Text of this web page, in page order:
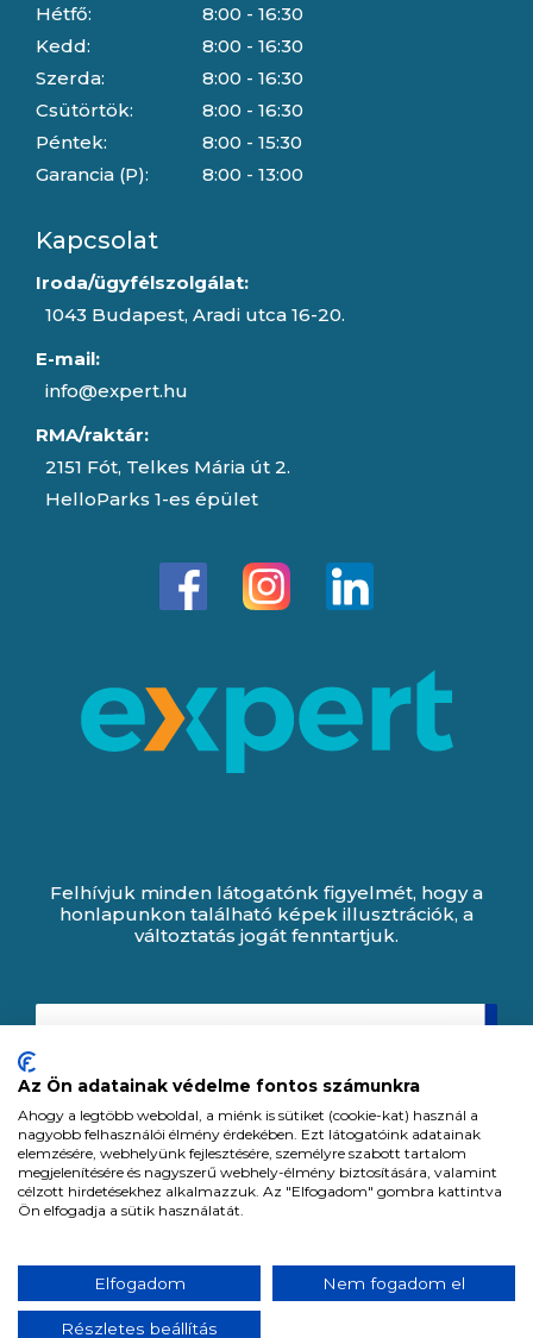
Hétfő:
Kedd:
Szerda:
Csütörtök:
Péntek:
Garancia (P):
8:00 - 16:30
8:00 - 16:30
8:00 - 16:30
8:00 - 16:30
8:00 - 15:30
8:00 - 13:00
Kapcsolat
Iroda/ügyfélszolgálat:
1043 Budapest, Aradi utca 16-20.
E-mail:
info@expert.hu
RMA/raktár:
2151 Fót, Telkes Mária út 2.
HelloParks 1-es épület
Felhívjuk minden látogatónk figyelmét, hogy a
honlapunkon található képek illusztrációk, a
változtatás jogát fenntartjuk.
Minden jog fenntartva. All rights reserved.
Tervezte és készítette:
Az Ön adatainak védelme fontos számunkra
Ahogy a legtöbb weboldal, a miénk is sütiket (cookie-kat) használ a
nagyobb felhasználói élmény érdekében. Ezt látogatóink adatainak
elemzésére, webhelyünk fejlesztésére, személyre szabott tartalom
megjelenítésére és nagyszerű webhely-élmény biztosítására, valamint
célzott hirdetésekhez alkalmazzuk. Az "Elfogadom" gombra kattintva
Ön elfogadja a sütik használatát.
Elfogadom Nem fogadom el
Részletes beállítás